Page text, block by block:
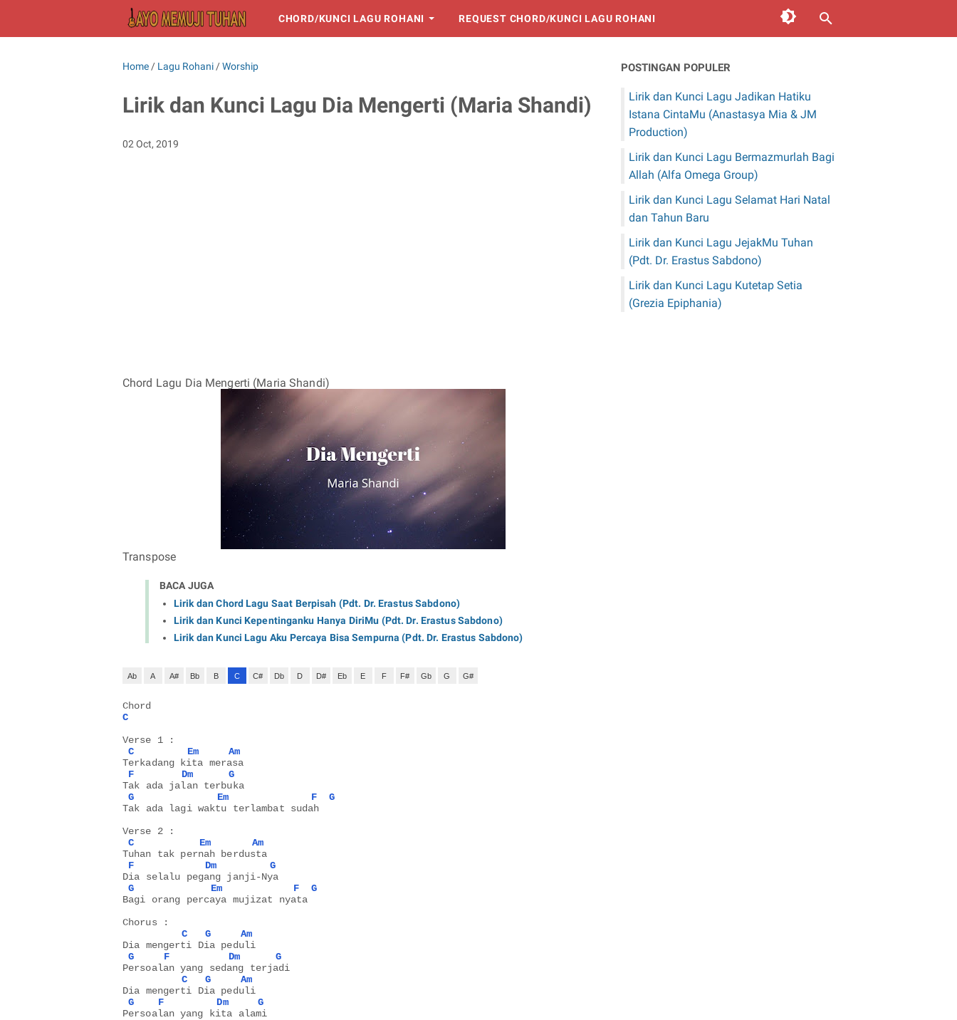
CHORD/KUNCI LAGU ROHANI REQUEST CHORD/KUNCI LAGU ROHANI
Home / Lagu Rohani /Worship
Lirik dan Kunci Lagu Dia Mengerti (Maria Shandi)
02 Oct, 2019
Chord Lagu Dia Mengerti (Maria Shandi)
Transpose
BACA JUGA
Lirik dan Chord Lagu Saat Berpisah (Pdt. Dr. Erastus Sabdono)
Lirik dan Kunci Kepentinganku Hanya DiriMu (Pdt. Dr. Erastus Sabdono)
Lirik dan Kunci Lagu Aku Percaya Bisa Sempurna (Pdt. Dr. Erastus Sabdono)
Ab A A# Bb B C C# Db D D# Eb E F F# Gb G G#
Chord
C
Verse 1 :
C
Em
Am
Terkadang kita merasa
F
Dm
G
Tak ada jalan terbuka
G
Em F
G
Tak ada lagi waktu terlambat sudah
Verse 2 :
C
Em
Am
Tuhan tak pernah berdusta
F
Dm
G
Dia selalu pegang janji-Nya
G
Em F
G
Bagi orang percaya mujizat nyata
Chorus :
C
G
Am
Dia mengerti Dia peduli
G
F Dm
G
Persoalan yang sedang terjadi
C
G
Am
Dia mengerti Dia peduli
G
F Dm
G
Persoalan yang kita alami
POSTINGAN POPULER
Lirik dan Kunci Lagu Jadikan Hatiku
Istana CintaMu (Anastasya Mia & JM
Production)
Lirik dan Kunci Lagu Bermazmurlah Bagi
Allah (Alfa Omega Group)
Lirik dan Kunci Lagu Selamat Hari Natal
dan Tahun Baru
Lirik dan Kunci Lagu JejakMu Tuhan
(Pdt. Dr. Erastus Sabdono)
Lirik dan Kunci Lagu Kutetap Setia
(Grezia Epiphania)